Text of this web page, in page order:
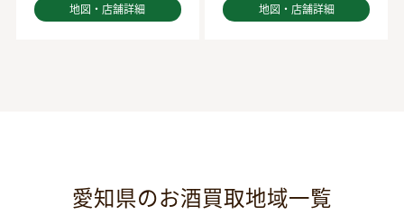
地図・店舗詳細 地図・店舗詳細
愛知県のお酒買取地域一覧